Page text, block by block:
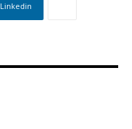
Linkedin